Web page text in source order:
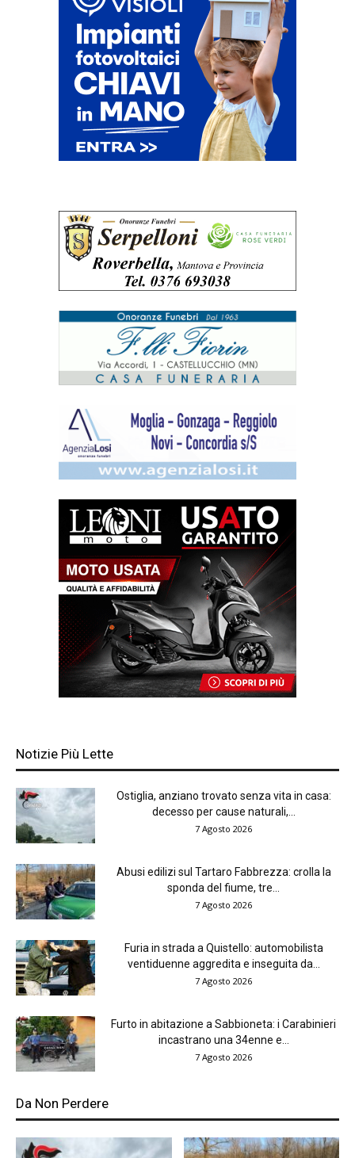
Notizie Più Lette
Ostiglia, anziano trovato senza vita in casa:
decesso per cause naturali,...
7 Agosto 2026
Abusi edilizi sul Tartaro Fabbrezza: crolla la
sponda del fiume, tre...
7 Agosto 2026
Furia in strada a Quistello: automobilista
ventiduenne aggredita e inseguita da...
7 Agosto 2026
Furto in abitazione a Sabbioneta: i Carabinieri
incastrano una 34enne e...
7 Agosto 2026
Da Non Perdere